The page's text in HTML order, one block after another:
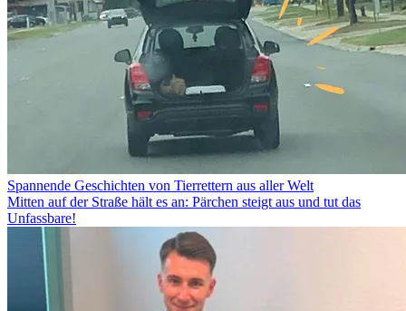
Spannende Geschichten von Tierrettern aus aller Welt
Mitten auf der Straße hält es an: Pärchen steigt aus und tut das
Unfassbare!